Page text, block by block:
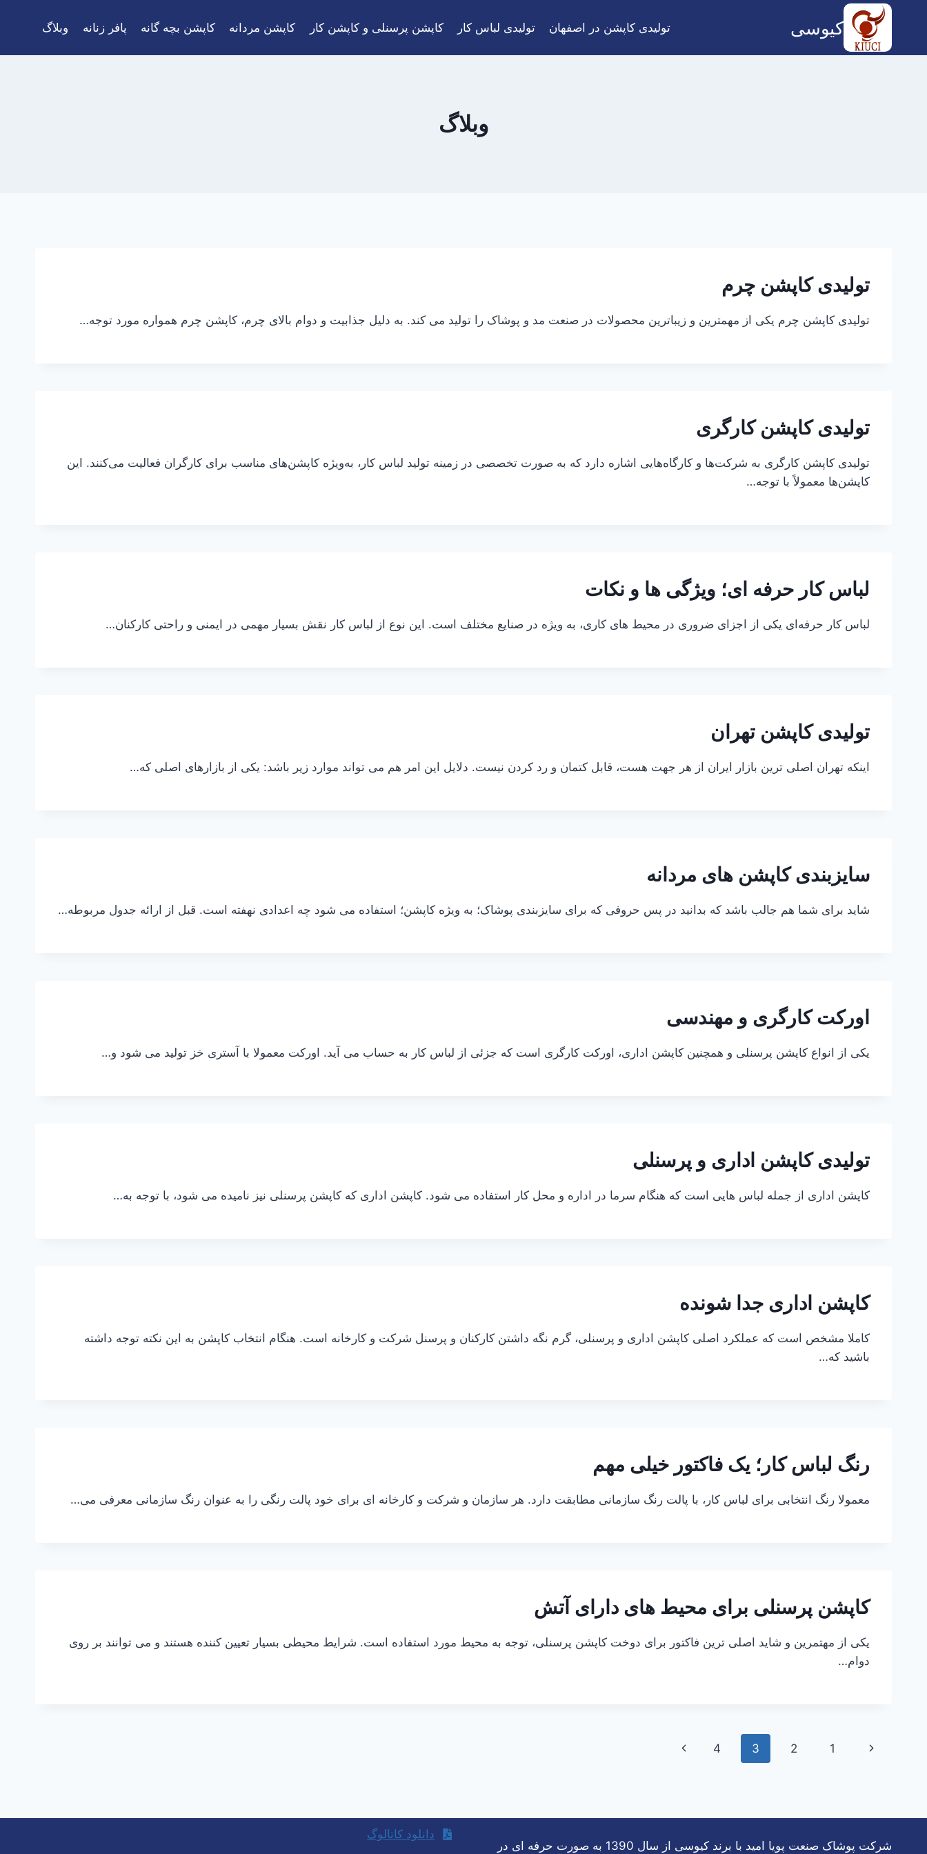
بازگشت
کیوسی تولیدی کاپشن در اصفهان تولیدی لباس کار کاپشن پرسنلی و کاپشن کار کاپشن مردانه کاپشن بچه گانه پافر زنانه وبلاگ
وبلاگ
تولیدی کاپشن چرم
تولیدی کاپشن چرم یکی از مهمترین و زیباترین محصولات در صنعت مد و پوشاک را تولید می کند. به دلیل جذابیت و دوام بالای چرم، کاپشن چرم همواره مورد توجه…
تولیدی کاپشن کارگری
تولیدی کاپشن کارگری به شرکت‌ها و کارگاه‌هایی اشاره دارد که به صورت تخصصی در زمینه تولید لباس کار، به‌ویژه کاپشن‌های مناسب برای کارگران فعالیت می‌کنند. این
کاپشن‌ها معمولاً با توجه…
لباس کار حرفه ای؛ ویژگی ها و نکات
لباس کار حرفه‌ای یکی از اجزای ضروری در محیط های کاری، به ویژه در صنایع مختلف است. این نوع از لباس کار نقش بسیار مهمی در ایمنی و راحتی کارکنان…
تولیدی کاپشن تهران
اینکه تهران اصلی ترین بازار ایران از هر جهت هست، قابل کتمان و رد کردن نیست. دلایل این امر هم می تواند موارد زیر باشد: یکی از بازارهای اصلی که…
سایزبندی کاپشن های مردانه
شاید برای شما هم جالب باشد که بدانید در پس حروفی که برای سایزبندی پوشاک؛ به ویژه کاپشن؛ استفاده می شود چه اعدادی نهفته است. قبل از ارائه جدول مربوطه…
اورکت کارگری و مهندسی
یکی از انواع کاپشن پرسنلی و همچنین کاپشن اداری، اورکت کارگری است که جزئی از لباس کار به حساب می آید. اورکت معمولا با آستری خز تولید می شود و…
تولیدی کاپشن اداری و پرسنلی
کاپشن اداری از جمله لباس هایی است که هنگام سرما در اداره و محل کار استفاده می شود. کاپشن اداری که کاپشن پرسنلی نیز نامیده می شود، با توجه به…
کاپشن اداری جدا شونده
کاملا مشخص است که عملکرد اصلی کاپشن اداری و پرسنلی، گرم نگه داشتن کارکنان و پرسنل شرکت و کارخانه است. هنگام انتخاب کاپشن به این نکته توجه داشته
باشید که…
رنگ لباس کار؛ یک فاکتور خیلی مهم
معمولا رنگ انتخابی برای لباس کار، با پالت رنگ سازمانی مطابقت دارد. هر سازمان و شرکت و کارخانه ای برای خود پالت رنگی را به عنوان رنگ سازمانی معرفی می…
کاپشن پرسنلی برای محیط های دارای آتش
یکی از مهتمرین و شاید اصلی ترین فاکتور برای دوخت کاپشن پرسنلی، توجه به محیط مورد استفاده است. شرایط محیطی بسیار تعیین کننده هستند و می توانند بر روی
دوام…
پیمایش
برگهٔ
1
2
3
4
برگۀ
شرکت پوشاک صنعت پویا امید با برند کیوسی از سال 1390 به صورت حرفه ای در
دانلود کاتالوگ